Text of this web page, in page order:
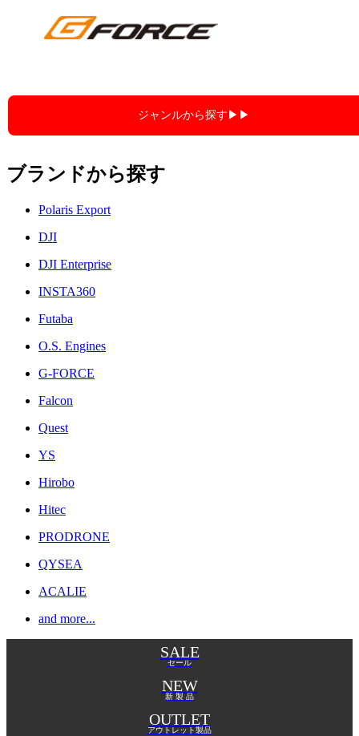
ジャンルから探す▶︎▶︎
ブランドから探す
Polaris Export
DJI
DJI Enterprise
INSTA360
Futaba
O.S. Engines
G-FORCE
Falcon
Quest
YS
Hirobo
Hitec
PRODRONE
QYSEA
ACALIE
and more...
SALE
セール
NEW
新 製 品
OUTLET
アウトレット製品